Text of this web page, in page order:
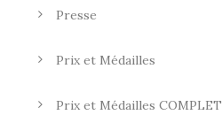
Presse
Prix et Médailles
Prix et Médailles COMPLET